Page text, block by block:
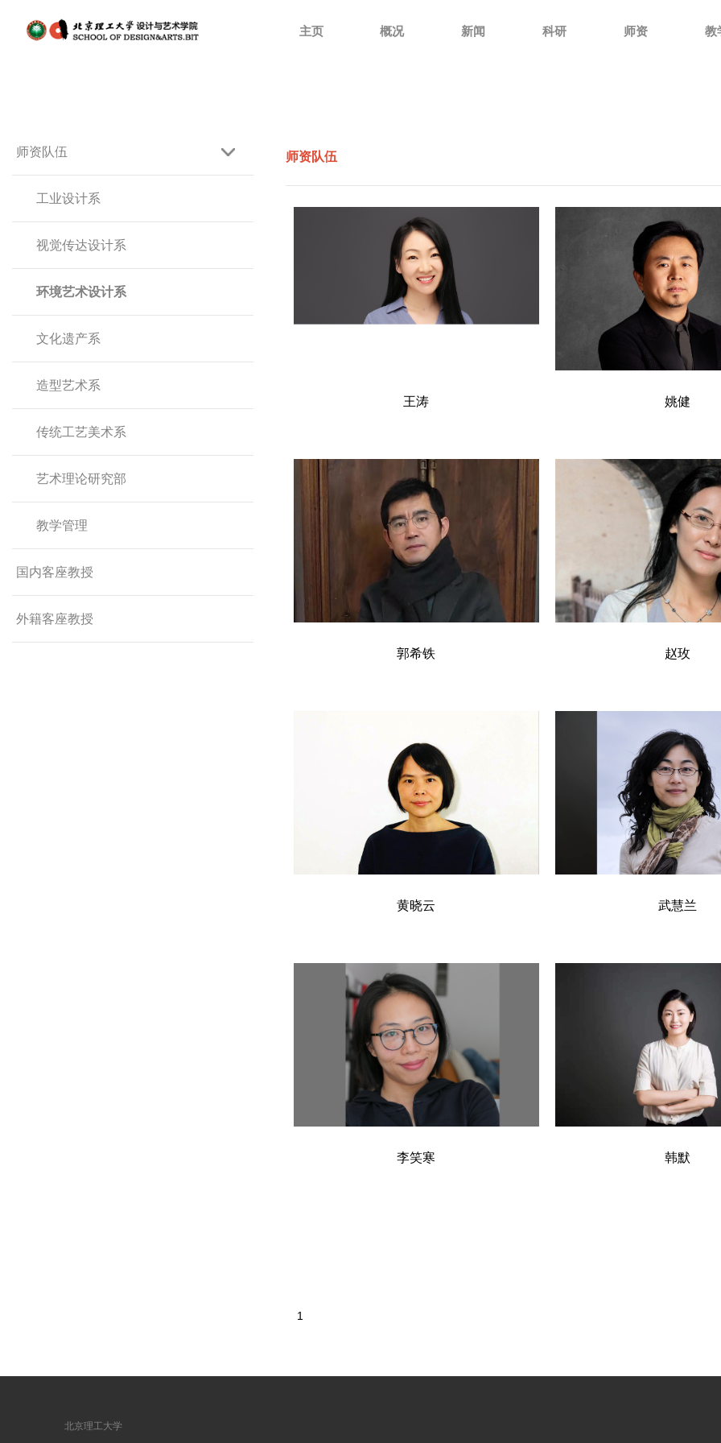
主页 概况 新闻 科研 师资 教
师资队伍
工业设计系
视觉传达设计系
环境艺术设计系
文化遗产系
造型艺术系
传统工艺美术系
艺术理论研究部
教学管理
国内客座教授
外籍客座教授
师资队伍
王涛 姚健
郭希铁 赵玫
黄晓云 武慧兰
李笑寒 韩默
1
北京理工大学